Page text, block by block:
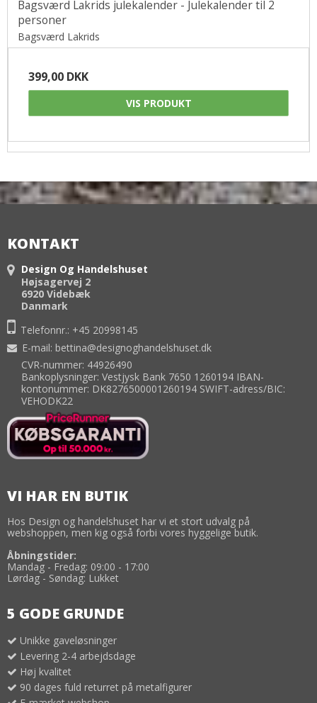
Bagsværd Lakrids julekalender - Julekalender til 2
personer
Bagsværd Lakrids
399,00 DKK
VIS PRODUKT
KONTAKT
Design Og Handelshuset
Højsagervej 2
6920 Videbæk
Danmark
Telefonnr.: +45 20998145
E-mail: bettina@designoghandelshuset.dk
CVR-nummer: 44926490
Bankoplysninger: Vestjysk Bank 7650 1260194 IBAN-
kontonummer: DK8276500001260194 SWIFT-adress/BIC:
VEHODK22
VI HAR EN BUTIK
Hos Design og handelshuset har vi et stort udvalg på
webshoppen, men kig også forbi vores hyggelige butik.
Åbningstider:
Mandag - Fredag: 09:00 - 17:00
Lørdag - Søndag: Lukket
5 GODE GRUNDE
Unikke gaveløsninger
Levering 2-4 arbejdsdage
Høj kvalitet
90 dages fuld returret på metalfigurer